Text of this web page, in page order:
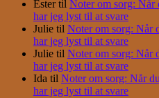
Estertil Noter om sorg: Når
har jeg lyst til at svare
Julie til Noter om sorg: Når
har jeg lyst til at svare
Julie til Noter om sorg: Når
har jeg lyst til at svare
Ida til Noter om sorg: Når
har jeg lyst til at svare